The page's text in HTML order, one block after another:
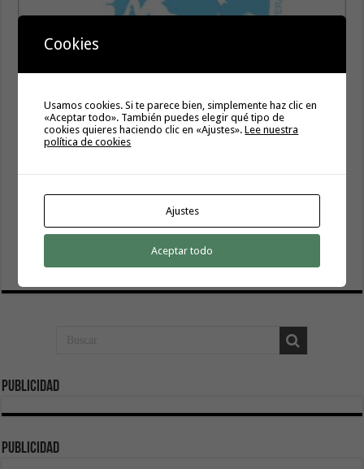
programa de actividades para la juventud del municipio
5 agosto, 2026
Regulación puntual del tráfico en el Túnel de la Cumbre
La Oficina de Proyectos Estratégicos del Gobierno de
Canarias y el Cabildo de La Gomera exploran vías para
Publicidad
publicidad
Cookies
Usamos cookies. Si te parece bien, simplemente haz clic en
«Aceptar todo». También puedes elegir qué tipo de
cookies quieres haciendo clic en «Ajustes».Lee nuestra
política de cookies
Ajustes
Aceptar todo